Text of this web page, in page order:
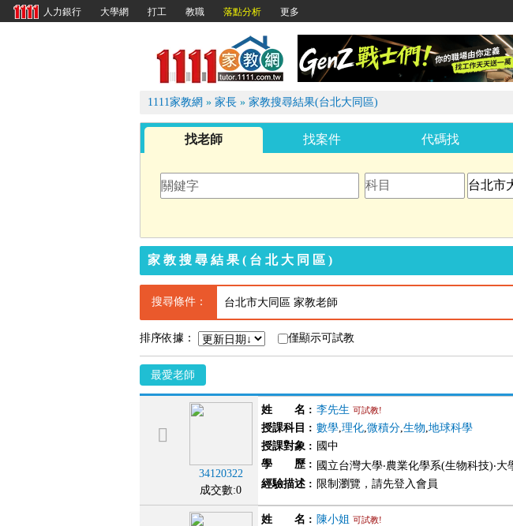
1111家教網
1111家教網 » 家長 » 家教搜尋結果(台北大同區)
找老師 找案件 代碼找
家教搜尋結果(台北大同區)
搜尋條件： 台北市大同區 家教老師
排序依據： 僅顯示可試教
最愛老師
34120322
成交數:0
姓 名 : 李先生 可試教!
授課科目 : 數學,理化,微積分,生物,地球科學
授課對象 : 國中
學 歷 : 國立台灣大學‧農業化學系(生物科技)‧大
經驗描述 : 限制瀏覽，請先登入會員
姓 名 : 陳小姐 可試教!
人力銀行 大學網 打工 教職 落點分析 更多